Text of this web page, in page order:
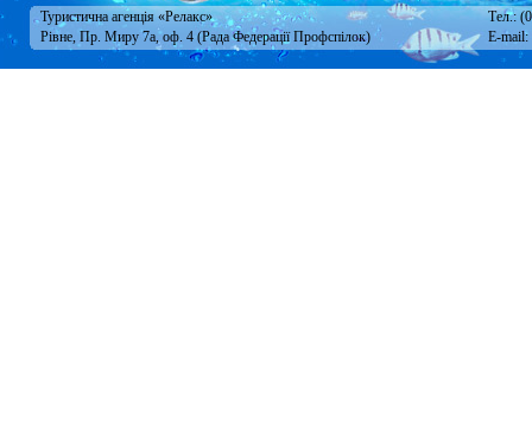
Туристична агенція «Релакс»
Тел.:
Рівне, Пр. Миру 7а, оф. 4 (Рада Федерації Профспілок)
E-mail: